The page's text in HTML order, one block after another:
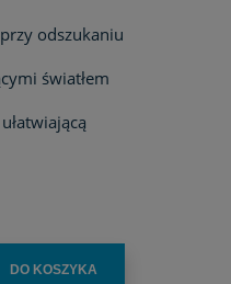
odszukaniu
światłem
DO KOSZYKA